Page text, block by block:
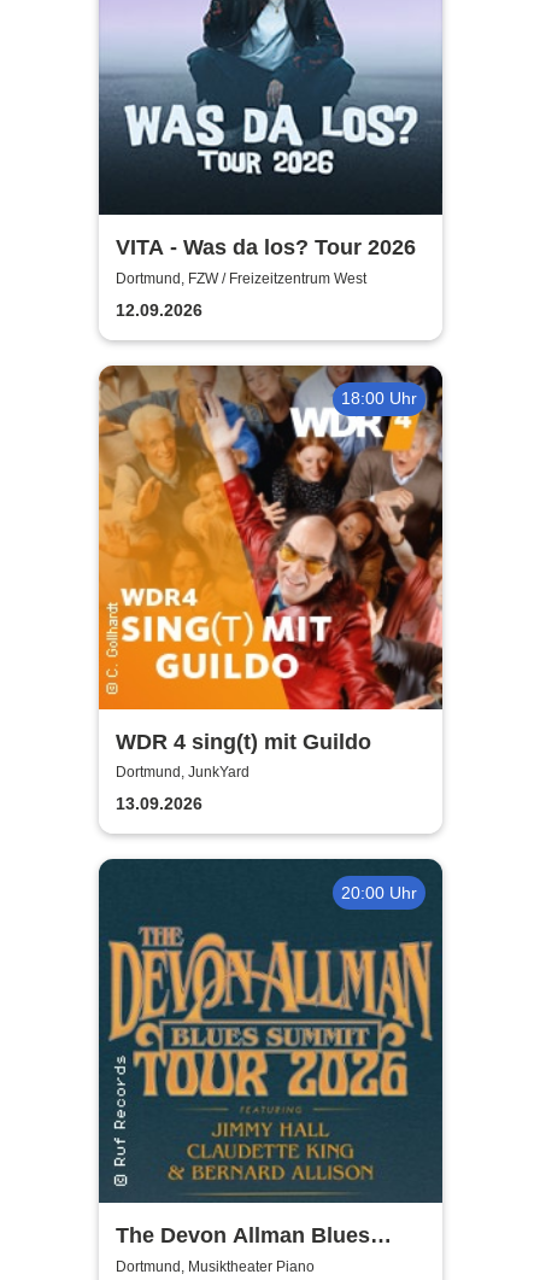
VITA - Was da los? Tour 2026
Dortmund, FZW / Freizeitzentrum West
12.09.2026
18:00 Uhr
WDR 4 sing(t) mit Guildo
Dortmund, JunkYard
13.09.2026
20:00 Uhr
The Devon Allman Blues
Summit - European Tour 2026
Dortmund, Musiktheater Piano